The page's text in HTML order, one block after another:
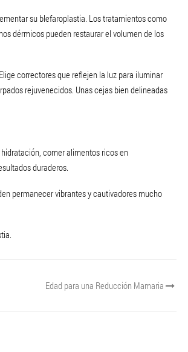
su blefaroplastia. Los tratamientos como
dérmicos pueden restaurar el volumen de los
correctores que reflejen la luz para iluminar
rejuvenecidos. Unas cejas bien delineadas
comer alimentos ricos en
duraderos.
permanecer vibrantes y cautivadores mucho
Edad para una Reducción Mamaria